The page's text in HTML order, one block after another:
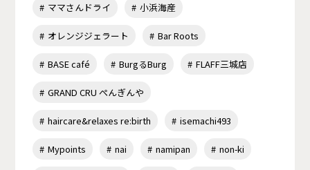
ママさんドライ 小浜海産
オレンジジェラート Bar Roots
BASE café BurgるBurg FLAFF三城店
GRAND CRU ぺんぎんや
haircare&relaxes re:birth isemachi493
Mypoints nai namipan non-ki